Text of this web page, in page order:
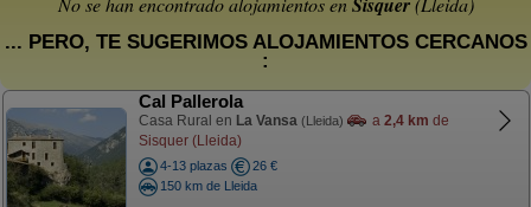
... PERO, TE SUGERIMOS ALOJAMIENTOS CERCANOS
:
Cal Pallerola
Casa Rural en La Vansa (Lleida) a 2,4 km de
Sisquer (Lleida)
4-13 plazas
26 €
150 km de Lleida